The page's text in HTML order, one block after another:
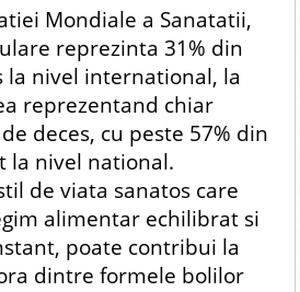
Mondiale a Sanatatii,
reprezinta 31% din
la nivel international, la
reprezentand chiar
deces, cu peste 57% din
la nivel national.
de viata sanatos care
alimentar echilibrat si
poate contribui la
dintre formele bolilor